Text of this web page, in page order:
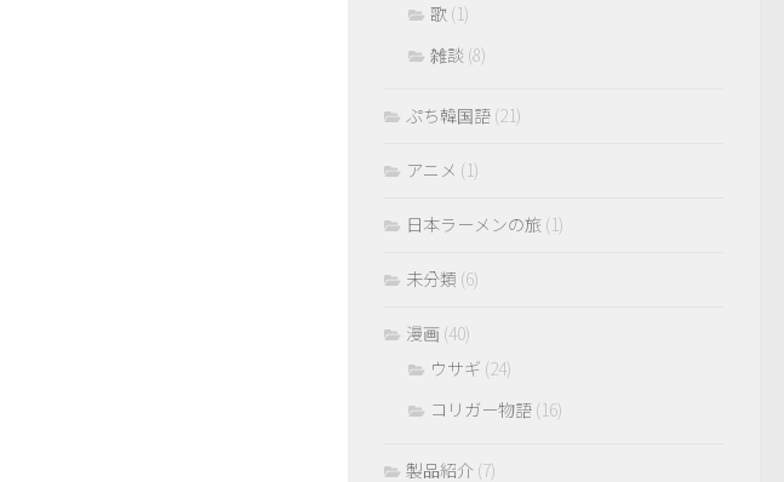
歌 (1)
雑談 (8)
ぷち韓国語 (21)
アニメ (1)
日本ラーメンの旅 (1)
未分類 (6)
漫画 (40)
ウサギ (24)
コリガー物語 (16)
製品紹介 (7)